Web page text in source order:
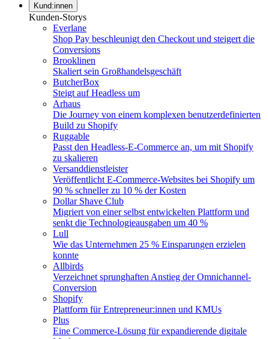
Kund:innen
Kunden-Storys
Everlane
Shop Pay beschleunigt den Checkout und steigert die
Conversions
Brooklinen
Skaliert sein Großhandelsgeschäft
ButcherBox
Steigt auf Headless um
Arhaus
Die Journey von einem komplexen benutzerdefinierten
Build zu Shopify
Ruggable
Passt den Headless-E-Commerce an, um mit Shopify
zu skalieren
Versanddienstleister
Veröffentlicht E-Commerce-Websites bei Shopify um
90 % schneller zu 10 % der Kosten
Dollar Shave Club
Migriert von einer selbst entwickelten Plattform und
senkt die Technologieausgaben um 40 %
Lull
Wie das Unternehmen 25 % Einsparungen erzielen
konnte
Allbirds
Verzeichnet sprunghaften Anstieg der Omnichannel-
Conversion
Shopify
Plattform für Entrepreneur:innen und KMUs
Plus
Eine Commerce-Lösung für expandierende digitale